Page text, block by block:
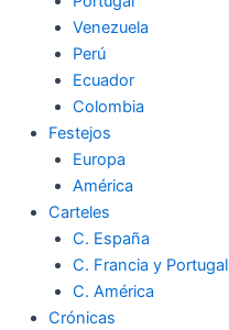
Venezuela
Perú
Ecuador
Colombia
Festejos
Europa
América
Carteles
C. España
C. Francia y Portugal
C. América
Crónicas